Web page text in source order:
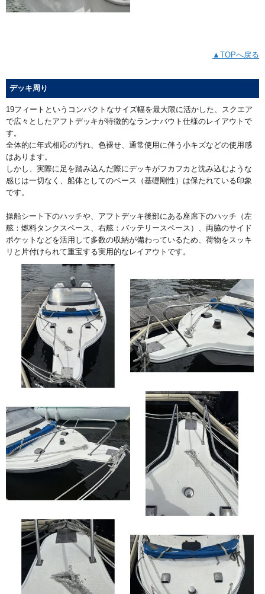
▲TOPへ戻る
デッキ周り
19フィートというコンパクトなサイズ幅を最大限に活かした、スクエア
で広々としたアフトデッキが特徴的なランナバウト仕様のレイアウトで
す。
全体的に年式相応の汚れ、色褪せ、通常使用に伴う小キズなどの使用感
はあります。
しかし、実際に足を踏み込んだ際にデッキがフカフカと沈み込むような
感じは一切なく、船体としてのベース（基礎剛性）は保たれている印象
です。
操船シート下のハッチや、アフトデッキ後部にある座席下のハッチ（左
舷：燃料タンクスペース、右舷：バッテリースペース）、両脇のサイド
ポケットなどを活用して多数の収納が備わっているため、荷物をスッキ
リと片付けられて重宝する実用的なレイアウトです。